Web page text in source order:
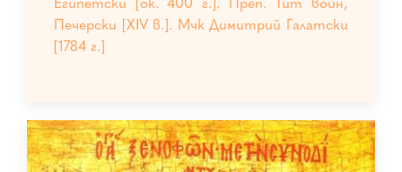
Египетски [ок. 400 г.]. Преп. Тит воин,
Печерски [ХІV в.]. Мчк Димитрий Галатски
[1784 г.]